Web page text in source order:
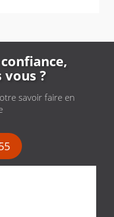
?
savoir faire en